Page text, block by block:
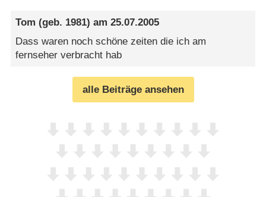
Tom (geb. 1981) am25.07.2005
Dass waren noch schöne zeiten die ich am
fernseher verbracht hab
alle Beiträge ansehen